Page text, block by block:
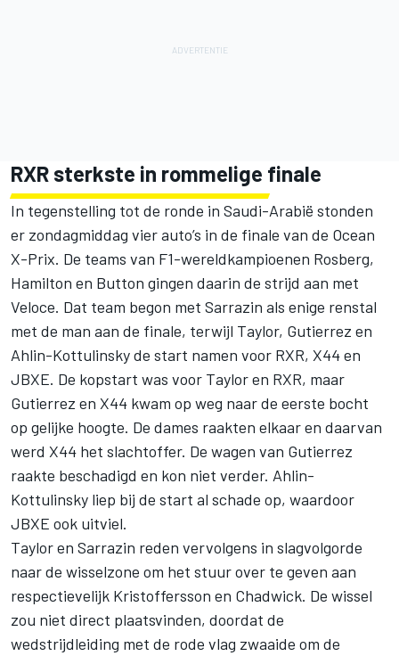
RXR sterkste in rommelige finale
In tegenstelling tot de ronde in Saudi-Arabië stonden
er zondagmiddag vier auto’s in de finale van de Ocean
X-Prix. De teams van F1-wereldkampioenen Rosberg,
Hamilton en Button gingen daarin de strijd aan met
Veloce. Dat team begon met Sarrazin als enige renstal
met de man aan de finale, terwijl Taylor, Gutierrez en
Ahlin-Kottulinsky de start namen voor RXR, X44 en
JBXE. De kopstart was voor Taylor en RXR, maar
Gutierrez en X44 kwam op weg naar de eerste bocht
op gelijke hoogte. De dames raakten elkaar en daarvan
werd X44 het slachtoffer. De wagen van Gutierrez
raakte beschadigd en kon niet verder. Ahlin-
Kottulinsky liep bij de start al schade op, waardoor
JBXE ook uitviel.
Taylor en Sarrazin reden vervolgens in slagvolgorde
naar de wisselzone om het stuur over te geven aan
respectievelijk Kristoffersson en Chadwick. De wissel
zou niet direct plaatsvinden, doordat de
wedstrijdleiding met de rode vlag zwaaide om de